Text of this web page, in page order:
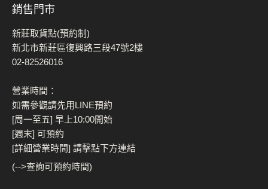
銷售門市
新莊取貨點(預約制)
新北市新莊區復興路三段47號2樓
02-82526016
營業時間：
如需參觀請先用LINE預約
[周一至五] 早上10:00開始
[週末] 可預約
[詳細營業時間] 請擊點下方連結
(-->查詢可預約時間)